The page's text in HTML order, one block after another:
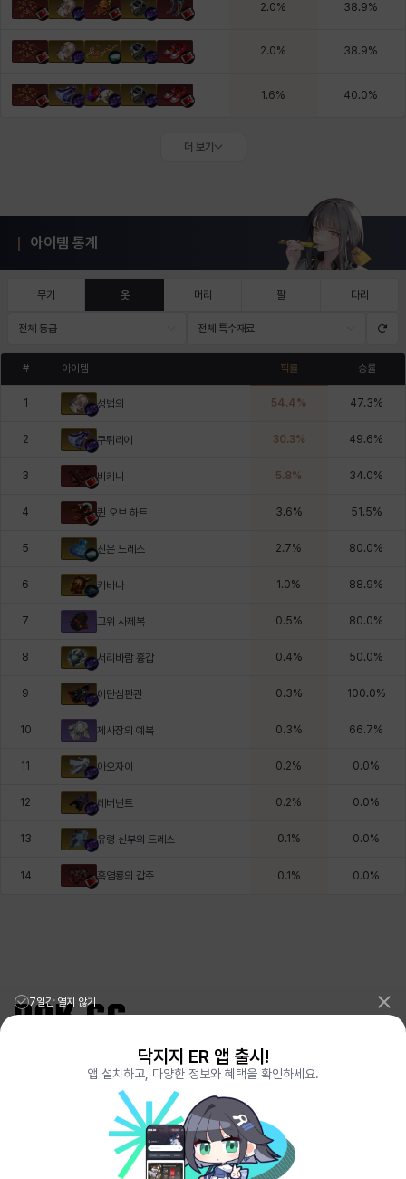
2.0% 38.9%
2.0% 38.9%
1.6% 40.0%
더 보기
아이템 통계
무기 옷 머리 팔 다리
전체 등급 전체 특수재료
# 아이템 픽률 승률
1 성법의 54.4% 47.3%
2 쿠튀리에 30.3% 49.6%
3 비키니 5.8% 34.0%
4 퀸 오브 하트 3.6% 51.5%
5 진은 드레스 2.7% 80.0%
6 카바나 1.0% 88.9%
7 고위 사제복 0.5% 80.0%
8 서리바람 흉갑 0.4% 50.0%
9 이단심판관 0.3% 100.0%
10 제사장의 예복 0.3% 66.7%
11 아오자이 0.2% 0.0%
12 레버넌트 0.2% 0.0%
13 유령 신부의 드레스 0.1 % 0.0%
14 흑염룡의 갑주 0.1 % 0.0%
리그오브레전드 전적검색 포로지지PORO.GG
전략적팀전투 TFT 전적검색 롤체지지 LOLCHESS.GG
메이플스토리 종합통계MAPLE.GG
VALORANT.DAK.GG
배틀그라운드 전적검색PUBG.DAK.GG
이터널 리턴 전적검색ER.DAK.GG
GENSHIN.DAK.GG
7일간 열지 않기
닥지지 ER 앱 출시!
앱 설치하고, 다양한 정보와 혜택을 확인하세요.